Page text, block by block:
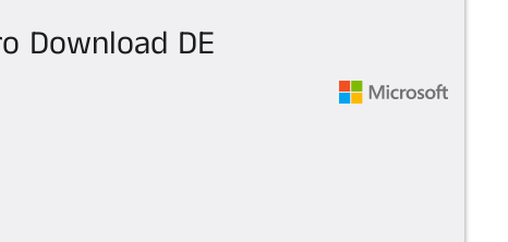
Download DE